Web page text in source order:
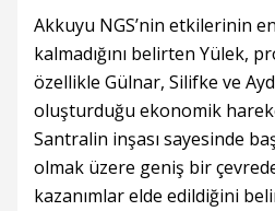
Akkuyu NGS’nin etkilerinin
kalmadığını belirten Yülek,
özellikle Gülnar, Silifke ve
oluşturduğu ekonomik
Santralin inşası sayesinde
olmak üzere geniş bir
kazanımlar elde edildiğini